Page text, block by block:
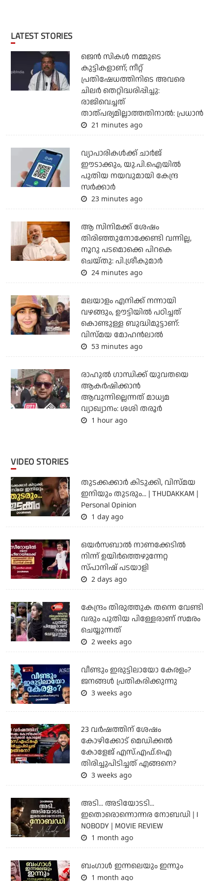
LATEST STORIES
ജെന്‍ സികള്‍ നമ്മുടെ
കുട്ടികളാണ്; നീറ്റ്
പ്രതിഷേധത്തിനിടെ അവരെ
ചിലര്‍ തെറ്റിദ്ധരിപ്പിച്ചു:
രാജിവെച്ചത്
താത്പര്യമില്ലാത്തതിനാല്‍: പ്രധാന്‍
21 minutes ago
വ്യാപാരികള്‍ക്ക് ചാര്‍ജ്
ഈടാക്കും, യു.പി.ഐയില്‍
പുതിയ നയവുമായി കേന്ദ്ര
സര്‍ക്കാര്‍
23 minutes ago
ആ സിനിമക്ക് ശേഷം
തിരിഞ്ഞുനോക്കേണ്ടി വന്നില്ല,
നൂറു പടമൊക്കെ പിറകെ
ചെയ്തു: പി.ശ്രീകുമാർ
24 minutes ago
മലയാളം എനിക്ക് നന്നായി
വഴങ്ങും, ഊട്ടിയില്‍ പഠിച്ചത്
കൊണ്ടുള്ള ബുദ്ധിമുട്ടാണ്:
വിസ്മയ മോഹന്‍ലാല്‍
53 minutes ago
രാഹുല്‍ ഗാന്ധിക്ക് യുവതയെ
ആകര്‍ഷിക്കാന്‍
ആവുന്നില്ലെന്നത് മാധ്യമ
വ്യാഖ്യാനം: ശശി തരൂര്‍
1 hour ago
VIDEO STORIES
തുടക്കക്കാര്‍ കിടുക്കി, വിസ്മയ
ഇനിയും തുടരും... | THUDAKKAM |
Personal Opinion
1 day ago
ഒയര്‍സബാൽ നാണക്കേടിൽ
നിന്ന് ഉയിർത്തെഴുന്നേറ്റ
സ്പാനിഷ് പടയാളി
2 days ago
കേന്ദ്രം തിരുത്തുക തന്നെ വേണ്ടി
വരും പുതിയ പിള്ളേരാണ് സമരം
ചെയ്യുന്നത്
2 weeks ago
വീണ്ടും ഇരുട്ടിലായോ കേരളം?
ജനങ്ങൾ പ്രതികരിക്കുന്നു
3 weeks ago
23 വർഷത്തിന് ശേഷം
കോഴിക്കോട് മെഡിക്കൽ
കോളേജ് എസ്.എഫ്.ഐ
തിരിച്ചുപിടിച്ചത് എങ്ങനെ?
3 weeks ago
അടി... അടിയോടടി...
ഇതൊരൊന്നൊന്നര നോബഡി | I
NOBODY | MOVIE REVIEW
1 month ago
ബംഗാള്‍ ഇന്നലെയും ഇന്നും
1 month ago